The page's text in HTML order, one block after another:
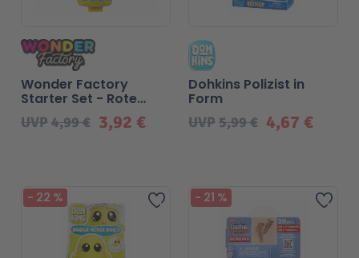
3,92 €
UVP4,99 €
Wonder Factory
Starter Set - Rote
Knete + Gelber Sand 4,67 €
UVP5,99 €
Dohkins Polizist in
Form
Zur Wunschliste hinzufügen
- 22 % Zur
- 21 %
Beliebt